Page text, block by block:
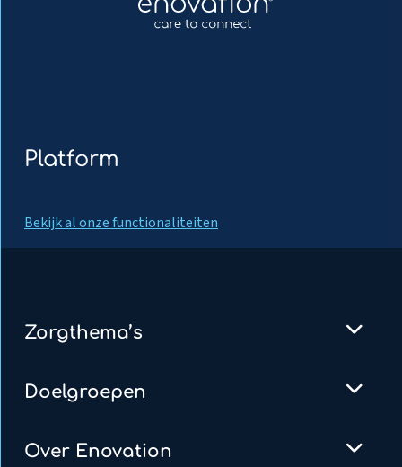
Platform
Bekijk al onze functionaliteiten
Zorgthema’s
Doelgroepen
Over Enovation